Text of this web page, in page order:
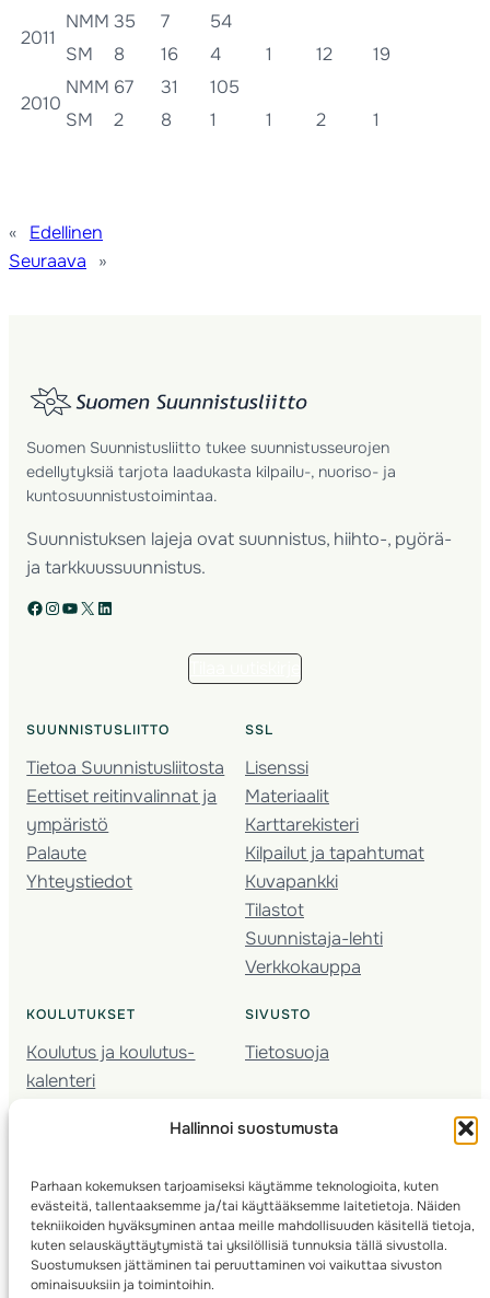
Hallinnoi suostumusta
Parhaan kokemuksen tarjoamiseksi käytämme teknologioita, kuten
evästeitä, tallentaaksemme ja/tai käyttääksemme laitetietoja. Näiden
tekniikoiden hyväksyminen antaa meille mahdollisuuden käsitellä tietoja,
kuten selauskäyttäytymistä tai yksilöllisiä tunnuksia tällä sivustolla.
Suostumuksen jättäminen tai peruuttaminen voi vaikuttaa sivuston
ominaisuuksiin ja toimintoihin.
2011
NMM 35 7
54
SM
8 16 4 1 12 19
2010
NMM 67 31
105
SM
2 8 1 1 2 1
«
Edellinen
Seuraava
»
Suomen Suunnistusliitto tukee suunnistusseurojen
edellytyksiä tarjota laadukasta kilpailu-, nuoriso- ja
kuntosuunnistustoimintaa.
Suunnistuksen lajeja ovat suunnistus, hiihto-, pyörä-
ja tarkkuussuunnistus.
Facebook Instagram YouTube X LinkedIn
SUUNNISTUSLIITTO
Tietoa Suunnistusliitosta
Eettiset reitinvalinnat ja
ympäristö
Palaute
Yhteystiedot
SSL
Lisenssi
Materiaalit
Karttarekisteri
Kilpailut ja tapahtumat
Kuvapankki
Tilastot
Suunnistaja-lehti
Verkkokauppa
KOULUTUKSET
Koulutus ja koulutus­
kalenteri
Seura­kehittäminen
Kartoitus
Ratamestari
SIVUSTO
Tietosuoja
© 2025 ·Suomen Suunnistusliitto· Valimotie 10, 00380 Helsinki, Finland